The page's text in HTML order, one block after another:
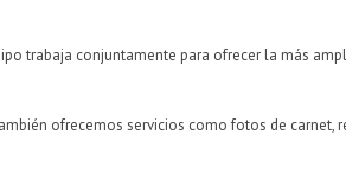
trabaja conjuntamente para ofrecer la más
ofrecemos servicios como fotos de carnet,